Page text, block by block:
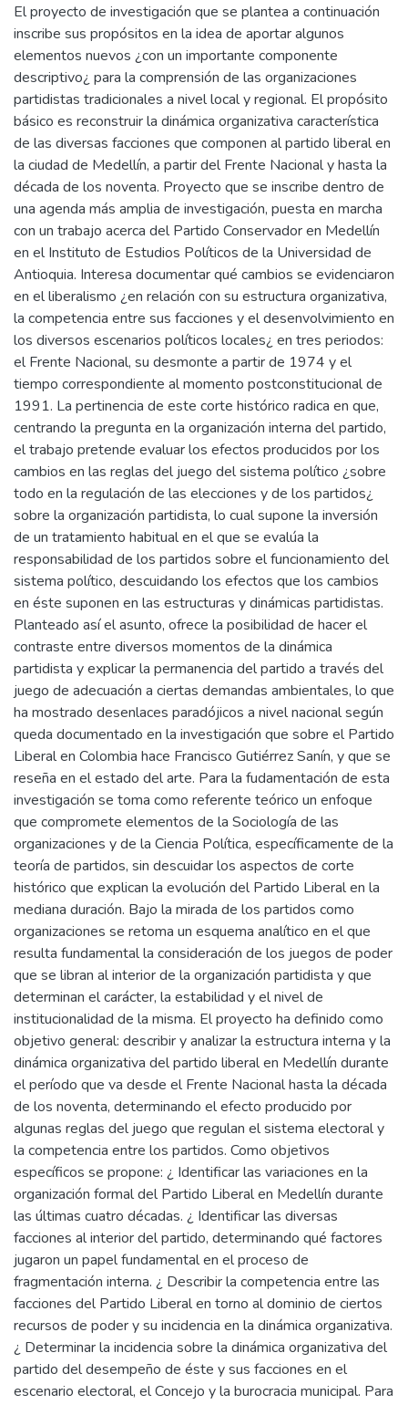
El proyecto de investigación que se plantea a continuación
inscribe sus propósitos en la idea de aportar algunos
elementos nuevos ¿con un importante componente
descriptivo¿ para la comprensión de las organizaciones
partidistas tradicionales a nivel local y regional. El propósito
básico es reconstruir la dinámica organizativa característica
de las diversas facciones que componen al partido liberal en
la ciudad de Medellín, a partir del Frente Nacional y hasta la
década de los noventa. Proyecto que se inscribe dentro de
una agenda más amplia de investigación, puesta en marcha
con un trabajo acerca del Partido Conservador en Medellín
en el Instituto de Estudios Políticos de la Universidad de
Antioquia. Interesa documentar qué cambios se evidenciaron
en el liberalismo ¿en relación con su estructura organizativa,
la competencia entre sus facciones y el desenvolvimiento en
los diversos escenarios políticos locales¿ en tres periodos:
el Frente Nacional, su desmonte a partir de 1974 y el
tiempo correspondiente al momento postconstitucional de
1991. La pertinencia de este corte histórico radica en que,
centrando la pregunta en la organización interna del partido,
el trabajo pretende evaluar los efectos producidos por los
cambios en las reglas del juego del sistema político ¿sobre
todo en la regulación de las elecciones y de los partidos¿
sobre la organización partidista, lo cual supone la inversión
de un tratamiento habitual en el que se evalúa la
responsabilidad de los partidos sobre el funcionamiento del
sistema político, descuidando los efectos que los cambios
en éste suponen en las estructuras y dinámicas partidistas.
Planteado así el asunto, ofrece la posibilidad de hacer el
contraste entre diversos momentos de la dinámica
partidista y explicar la permanencia del partido a través del
juego de adecuación a ciertas demandas ambientales, lo que
ha mostrado desenlaces paradójicos a nivel nacional según
queda documentado en la investigación que sobre el Partido
Liberal en Colombia hace Francisco Gutiérrez Sanín, y que se
reseña en el estado del arte. Para la fudamentación de esta
investigación se toma como referente teórico un enfoque
que compromete elementos de la Sociología de las
organizaciones y de la Ciencia Política, específicamente de la
teoría de partidos, sin descuidar los aspectos de corte
histórico que explican la evolución del Partido Liberal en la
mediana duración. Bajo la mirada de los partidos como
organizaciones se retoma un esquema analítico en el que
resulta fundamental la consideración de los juegos de poder
que se libran al interior de la organización partidista y que
determinan el carácter, la estabilidad y el nivel de
institucionalidad de la misma. El proyecto ha definido como
objetivo general: describir y analizar la estructura interna y la
dinámica organizativa del partido liberal en Medellín durante
el período que va desde el Frente Nacional hasta la década
de los noventa, determinando el efecto producido por
algunas reglas del juego que regulan el sistema electoral y
la competencia entre los partidos. Como objetivos
específicos se propone: ¿ Identificar las variaciones en la
organización formal del Partido Liberal en Medellín durante
las últimas cuatro décadas. ¿ Identificar las diversas
facciones al interior del partido, determinando qué factores
jugaron un papel fundamental en el proceso de
fragmentación interna. ¿ Describir la competencia entre las
facciones del Partido Liberal en torno al dominio de ciertos
recursos de poder y su incidencia en la dinámica organizativa.
¿ Determinar la incidencia sobre la dinámica organizativa del
partido del desempeño de éste y sus facciones en el
escenario electoral, el Concejo y la burocracia municipal. Para